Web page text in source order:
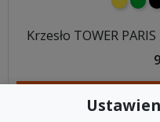
Krzesło TOWER